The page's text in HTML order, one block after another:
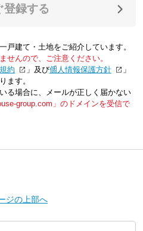
登録する
建て・土地をご紹介しています。
せんので、ご注意ください。
約 」及び「個人情報保護方針
」
ます。
る場合に、メールが正しく届かない
group.com」のドメインを受信で
ジの上部へ